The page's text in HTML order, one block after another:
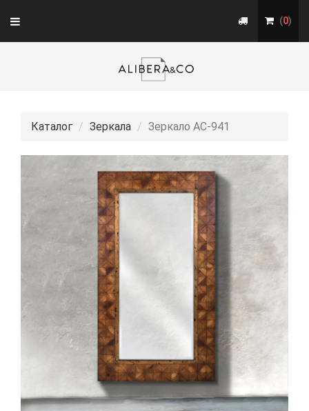
Toggle
navigation
(0)
Каталог Зеркала Зеркало АС-941